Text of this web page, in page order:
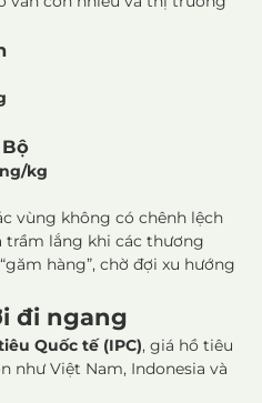
kg
vùng không có chênh lệch
trầm lắng khi các thương
hàng”, chờ đợi xu hướng
đi ngang
Quốc tế (IPC), giá hồ tiêu
như Việt Nam, Indonesia và